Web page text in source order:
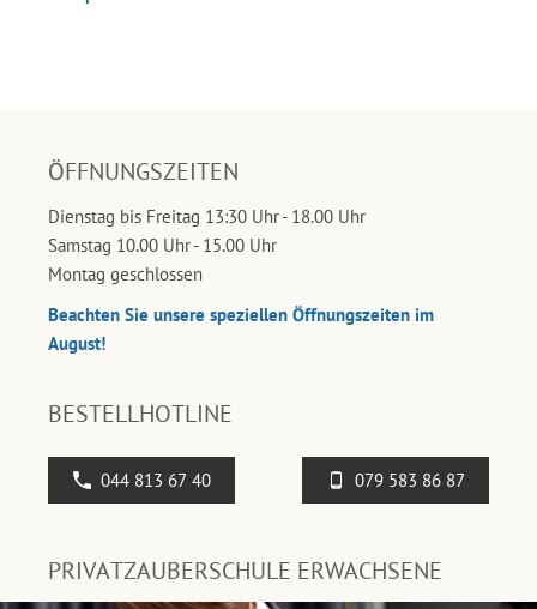
ÖFFNUNGSZEITEN
Dienstag bis Freitag 13:30 Uhr - 18.00 Uhr
Samstag 10.00 Uhr - 15.00 Uhr
Montag geschlossen
Beachten Sie unsere speziellen Öffnungszeiten im
August!
BESTELLHOTLINE
044 813 67 40 079 583 86 87
PRIVATZAUBERSCHULE ERWACHSENE